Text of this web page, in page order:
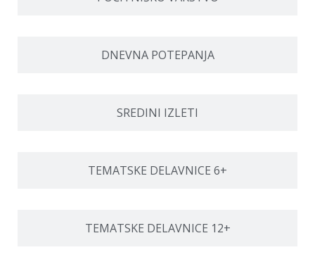
DNEVNA POTEPANJA
SREDINI IZLETI
TEMATSKE DELAVNICE 6+
TEMATSKE DELAVNICE 12+